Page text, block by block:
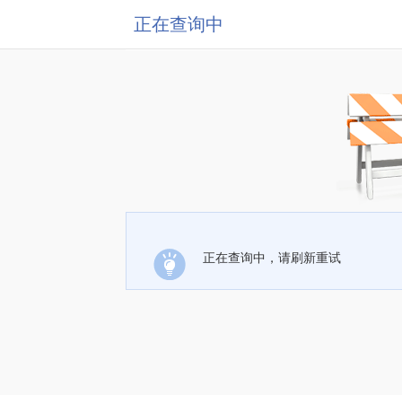
正在查询中
正在查询中，请刷新重试